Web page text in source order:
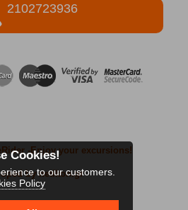
2102723936
-Enjoy your excursions!
by netikon.gr
Cookies!
to our customers.
Policy